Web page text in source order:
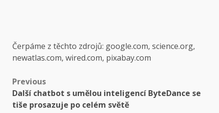
Čerpáme z těchto zdrojů: google.com, science.org,
newatlas.com, wired.com, pixabay.com
Post
navigation
Previous
Další chatbot s umělou inteligencí ByteDance se
tiše prosazuje po celém světě